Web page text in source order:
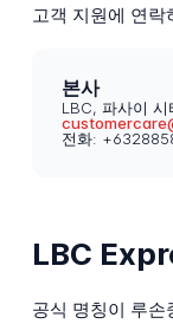
고객 지원에 연락
본사
LBC, 파사이 시
전화:
LBC
공식 명칭이 루